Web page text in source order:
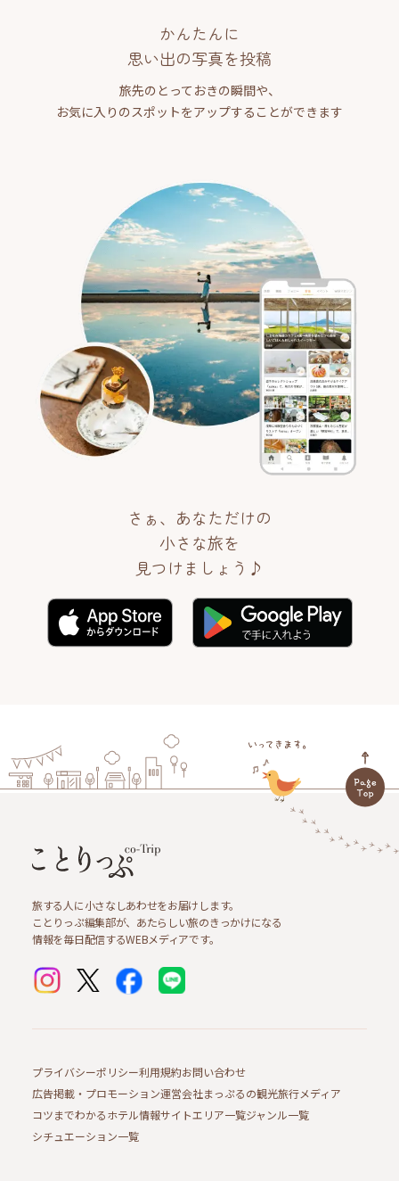
かんたんに
思い出の写真を投稿
旅先のとっておきの瞬間や、
お気に入りのスポットをアップすることができます
さぁ、あなただけの
小さな旅を
見つけましょう♪
旅する人に小さなしあわせをお届けします。
ことりっぷ編集部が、あたらしい旅のきっかけになる
情報を毎日配信するWEBメディアです。
プライバシーポリシー利用規約お問い合わせ
広告掲載・プロモーション運営会社まっぷるの観光旅行メディア
コツまでわかるホテル情報サイトエリア一覧ジャンル一覧
シチュエーション一覧